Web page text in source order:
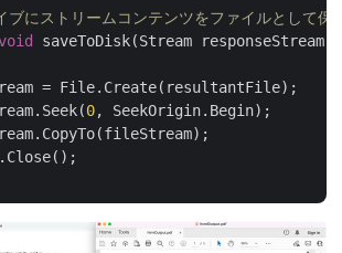
にストリームコンテンツをファイルとして保
void
saveToDisk(Stream responseStream,
= File.Create(resultantFile);
0, SeekOrigin.Begin);